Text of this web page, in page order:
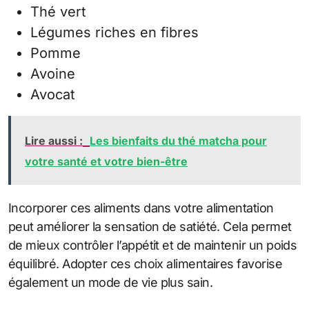
Thé vert
Légumes riches en fibres
Pomme
Avoine
Avocat
Lire aussi : Les bienfaits du thé matcha pour
votre santé et votre bien-être
Incorporer ces aliments dans votre alimentation
peut améliorer la sensation de satiété. Cela permet
de mieux contrôler l’appétit et de maintenir un poids
équilibré. Adopter ces choix alimentaires favorise
également un mode de vie plus sain.